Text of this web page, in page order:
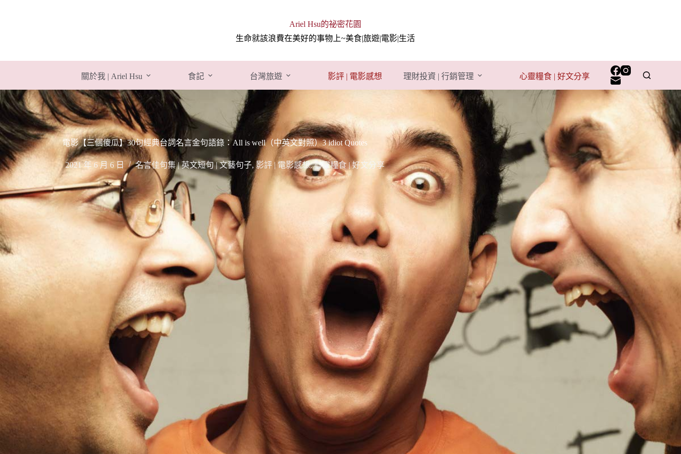
Ariel Hsu的祕密花園
生命就該浪費在美好的事物上~美食|旅遊|電影|生活
關於我 | Ariel Hsu 食記 台灣旅遊 影評 | 電影感想 理財投資 | 行銷管理 心靈糧食 | 好文分享
電影【三個傻瓜】30句經典台詞名言金句語錄：All is well（中英文對照）3 idiot Quotes
2021 年 6 月 6 日 名言佳句集 | 英文短句 | 文藝句子,影評 | 電影感想,心靈糧食 | 好文分享